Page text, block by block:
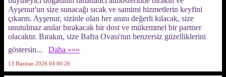
Ayşenur'un size sunacağı sıcak ve samimi hizmetlerin keyfini
çıkarın. Ayşenur, sizinle olan her anını değerli kılacak, size
unutulmaz anılar bırakacak bir dost ve mükemmel bir partner
olacaktır. Bırakın, size Bafra Ovası'nın benzersiz güzelliklerini
göstersin...
Daha »»»
13 Haziran 2026 04:00:26